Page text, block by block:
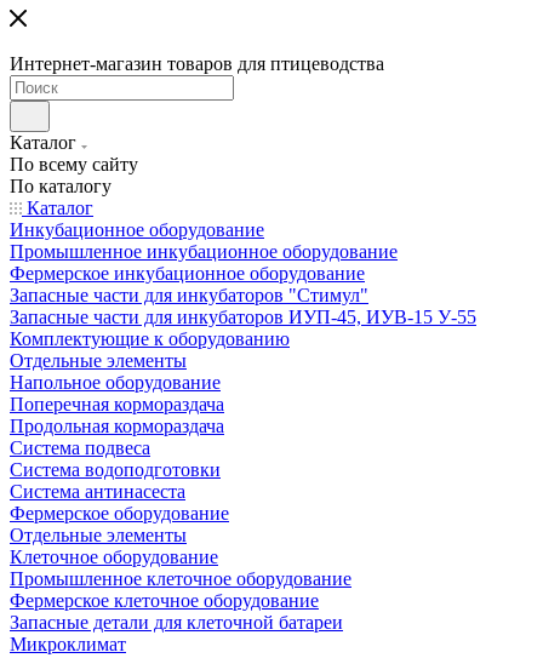
Интернет-магазин товаров для птицеводства
Каталог
По всему сайту
По каталогу
Каталог
Инкубационное оборудование
Промышленное инкубационное оборудование
Фермерское инкубационное оборудование
Запасные части для инкубаторов "Стимул"
Запасные части для инкубаторов ИУП-45, ИУВ-15 У-55
Комплектующие к оборудованию
Отдельные элементы
Напольное оборудование
Поперечная кормораздача
Продольная кормораздача
Система подвеса
Система водоподготовки
Система антинасеста
Фермерское оборудование
Отдельные элементы
Клеточное оборудование
Промышленное клеточное оборудование
Фермерское клеточное оборудование
Запасные детали для клеточной батареи
Микроклимат